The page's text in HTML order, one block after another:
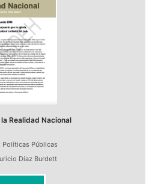
Realidad Nacional
Políticas Públicas
Díaz Burdett